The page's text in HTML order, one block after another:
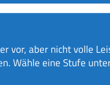
vor, aber nicht volle
Wähle eine Stufe